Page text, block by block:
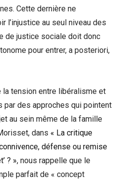
Cette dernière ne
l’injustice au seul niveau des
de justice sociale doit donc
pour entrer, a posteriori,
tension entre libéralisme et
des approches qui pointent
au sein même de la famille
dans « La critique
défense ou remise
? », nous rappelle que le
parfait de « concept